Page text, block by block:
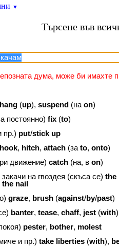
▼
Търсене във
дума, може би имахте
hang(up), suspend (наon)
постоянно) fix(to)
пр.) put/stick up
hook, hitch, attach(заto, onto)
движение) catch(на, в on)
на гвоздея (скъса се) the
the nail
graze, brush(against/by/past)
banter, tease, chaff, jest(with
pester, bother, molest
и пр.) take liberties(with),